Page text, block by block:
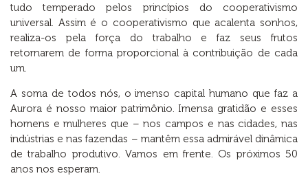
tudo temperado pelos princípios do cooperativismo
universal. Assim é o cooperativismo que acalenta sonhos,
realiza-os pela força do trabalho e faz seus frutos
retornarem de forma proporcional à contribuição de cada
um.
A soma de todos nós, o imenso capital humano que faz a
Aurora é nosso maior patrimônio. Imensa gratidão e esses
homens e mulheres que – nos campos e nas cidades, nas
indústrias e nas fazendas – mantêm essa admirável dinâmica
de trabalho produtivo. Vamos em frente. Os próximos 50
anos nos esperam.